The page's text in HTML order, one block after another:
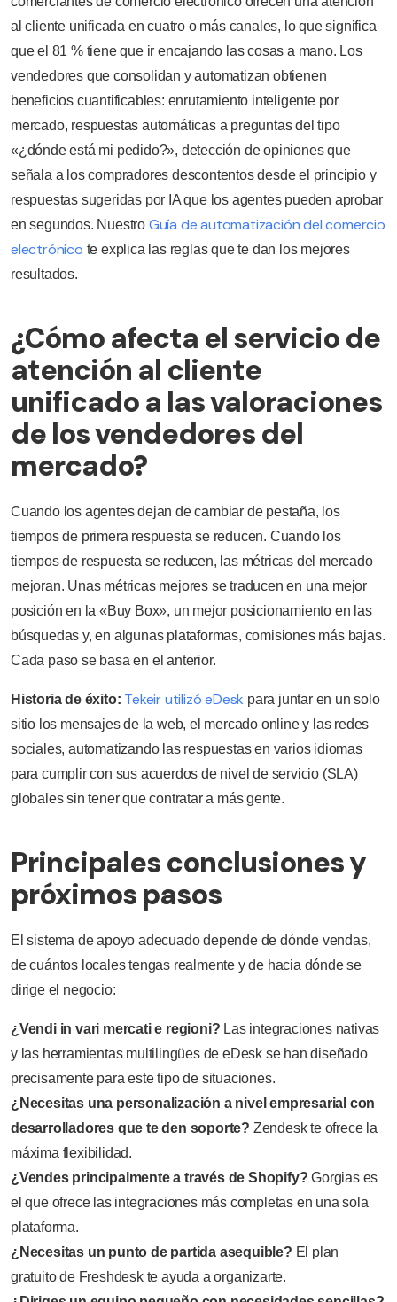
al cliente unificada en cuatro o más canales, lo que significa
que el 81 % tiene que ir encajando las cosas a mano. Los
vendedores que consolidan y automatizan obtienen
beneficios cuantificables: enrutamiento inteligente por
mercado, respuestas automáticas a preguntas del tipo
«¿dónde está mi pedido?», detección de opiniones que
señala a los compradores descontentos desde el principio y
respuestas sugeridas por IA que los agentes pueden aprobar
en segundos. Nuestro Guía de automatización del comercio
electrónico te explica las reglas que te dan los mejores
resultados.
¿Cómo afecta el servicio de
atención al cliente
unificado a las valoraciones
de los vendedores del
mercado?
Cuando los agentes dejan de cambiar de pestaña, los
tiempos de primera respuesta se reducen. Cuando los
tiempos de respuesta se reducen, las métricas del mercado
mejoran. Unas métricas mejores se traducen en una mejor
posición en la «Buy Box», un mejor posicionamiento en las
búsquedas y, en algunas plataformas, comisiones más bajas.
Cada paso se basa en el anterior.
Historia de éxito: Tekeir utilizó eDesk para juntar en un solo
sitio los mensajes de la web, el mercado online y las redes
sociales, automatizando las respuestas en varios idiomas
para cumplir con sus acuerdos de nivel de servicio (SLA)
globales sin tener que contratar a más gente.
Principales conclusiones y
próximos pasos
El sistema de apoyo adecuado depende de dónde vendas,
de cuántos locales tengas realmente y de hacia dónde se
dirige el negocio:
¿Vendi in vari mercati e regioni? Las integraciones nativas
y las herramientas multilingües de eDesk se han diseñado
precisamente para este tipo de situaciones.
¿Necesitas una personalización a nivel empresarial con
desarrolladores que te den soporte? Zendesk te ofrece la
máxima flexibilidad.
¿Vendes principalmente a través de Shopify?Gorgias es
el que ofrece las integraciones más completas en una sola
plataforma.
¿Necesitas un punto de partida asequible? El plan
gratuito de Freshdesk te ayuda a organizarte.